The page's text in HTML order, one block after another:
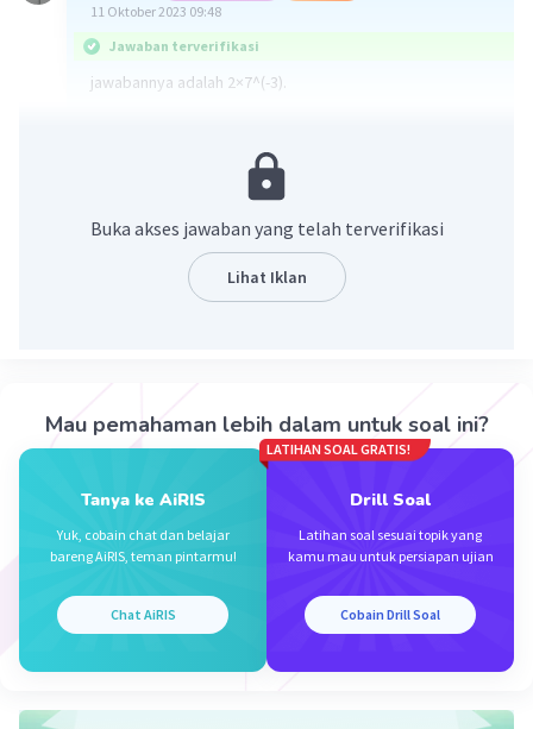
11 Oktober 2023 09:48
Jawaban terverifikasi
jawabannya adalah 2×7^(-3).
Buka akses jawaban yang telah terverifikasi
Lihat Iklan
Mau pemahaman lebih dalam untuk soal ini?
Tanya ke AiRIS
Yuk, cobain chat dan belajar
bareng AiRIS, teman pintarmu!
Chat AiRIS
LATIHAN SOAL GRATIS!
Drill Soal
Latihan soal sesuai topik yang
kamu mau untuk persiapan ujian
Cobain Drill Soal